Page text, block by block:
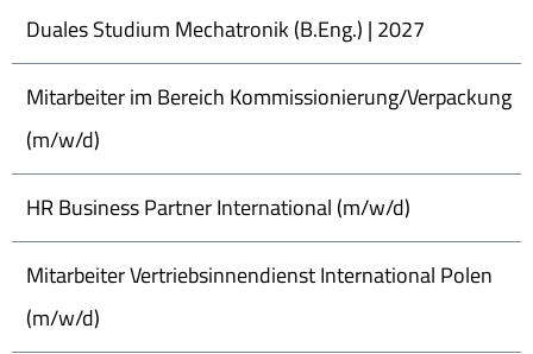
Duales Studium Mechatronik (B.Eng.) | 2027
Mitarbeiter im Bereich Kommissionierung/Verpackung
(m/w/d)
HR Business Partner International (m/w/d)
Mitarbeiter Vertriebsinnendienst International Polen
(m/w/d)